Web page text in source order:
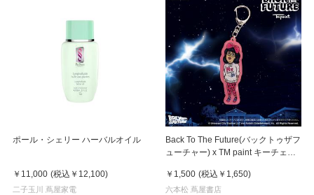
ポール・シェリー ハーバルオイル
￥11,000 (税込 ￥12,100)
二子玉川 蔦屋家電
Back To The Future(バックトゥザフ
ューチャー) x TM paint キーチェー
￥1,500 (税込 ￥1,650)
六本松 蔦屋書店